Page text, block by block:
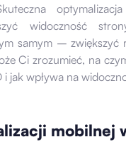
widoczność
samym – zwiększyć
Ci zrozumieć, na
i jak wpływa na
mobilnej